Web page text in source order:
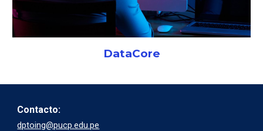
DataCore
Contacto:
dptoing@pucp.edu.pe